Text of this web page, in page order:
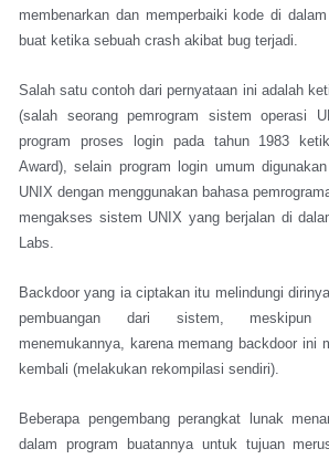
membenarkan dan memperbaiki kode di
buat ketika sebuah crash akibat bug terjadi.
Salah satu contoh dari pernyataan ini adalah
(salah seorang pemrogram sistem operasi
program proses login pada tahun 1983
Award), selain program login umum
UNIX dengan menggunakan bahasa
mengakses sistem UNIX yang berjalan di
Labs.
Backdoor yang ia ciptakan itu melindungi
pembuangan dari sistem, meskipun
menemukannya, karena memang backdoor ini
kembali (melakukan rekompilasi sendiri).
Beberapa pengembang perangkat lunak
dalam program buatannya untuk tujuan